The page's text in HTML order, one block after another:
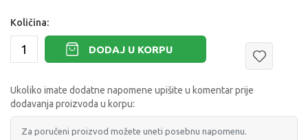
Količina:
DODAJ U KORPU
Ukoliko imate dodatne napomene upišite u komentar prije
dodavanja proizvoda u korpu: